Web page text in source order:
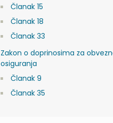
Članak 15
Članak 18
Članak 33
Zakon o doprinosima za
osiguranja
Članak 9
Članak 35